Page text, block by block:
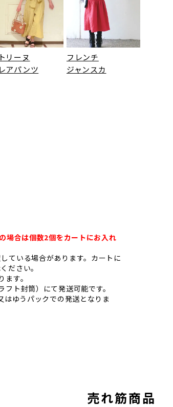
リーヌ
アパンツ
フレンチ
ジャンスカ
場合は個数2個をカートにお入れ
ている場合があります。カートに
ださい。
す。
ト封筒）にて発送可能です。
はゆうパックでの発送となりま
売れ筋商品